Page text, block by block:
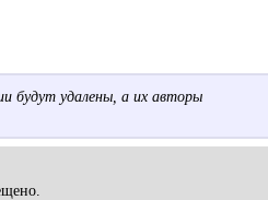
будут удалены, а их авторы